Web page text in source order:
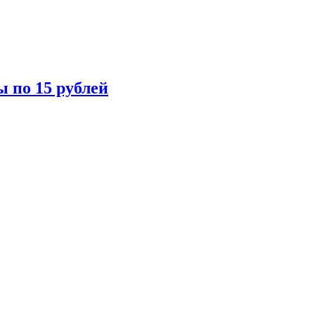
по 15 рублей